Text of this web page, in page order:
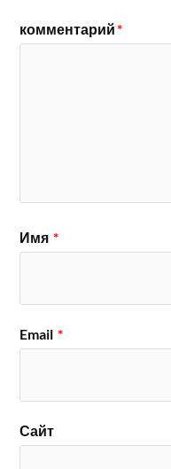
комментарий*
Имя *
Email *
Сайт